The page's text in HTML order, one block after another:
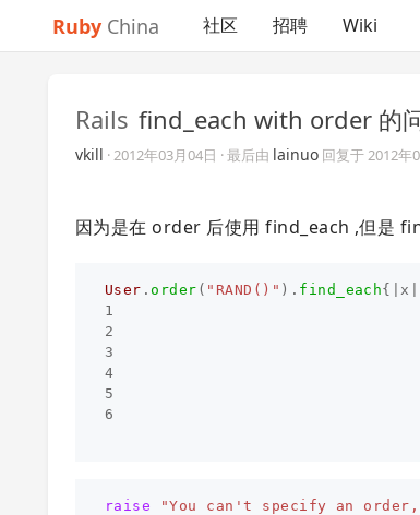
Ruby China 社区 招聘 Wiki
Rails find_each with order 的
vkill ·2012年03月04日 · 最后由 lainuo 回复于2012年
因为是在 order 后使用 find_each ,但是
User .order ( "RAND()" ). find_each{ |x
1
2
3
4
5
6
raise "You can't specify an